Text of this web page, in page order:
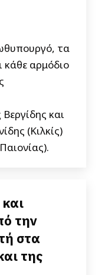
τα
κάθε αρμόδιο
και
(Κιλκίς)
την
στα
της